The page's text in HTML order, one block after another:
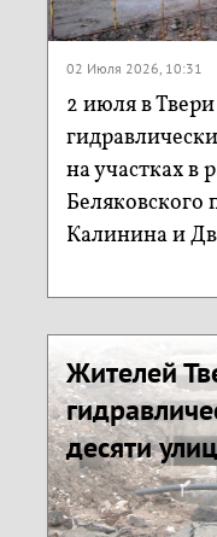
02 Июля 2026, 10:31
2 июля в
на участках в
Беляковского
Калинина и
Жителей
десяти